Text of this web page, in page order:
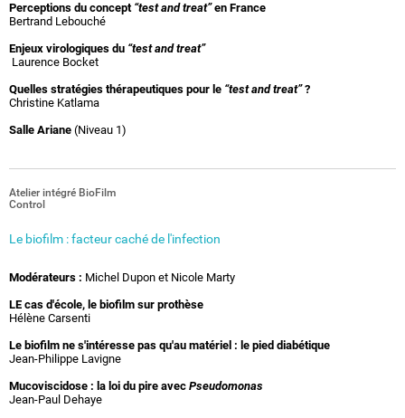
Perceptions du concept “test and treat”en France
Bertrand Lebouché
Enjeux virologiques du “test and treat”
Laurence Bocket
Quelles stratégies thérapeutiques pour le “test and treat”?
Christine Katlama
Salle Ariane (Niveau 1)
Atelier intégré BioFilm
Control
Le biofilm : facteur caché de l'infection
Modérateurs : Michel Dupon et Nicole Marty
LE cas d'école, le biofilm sur prothèse
Hélène Carsenti
Le biofilm ne s'intéresse pas qu'au matériel : le pied diabétique
Jean-Philippe Lavigne
Mucoviscidose : la loi du pire avec Pseudomonas
Jean-Paul Dehaye